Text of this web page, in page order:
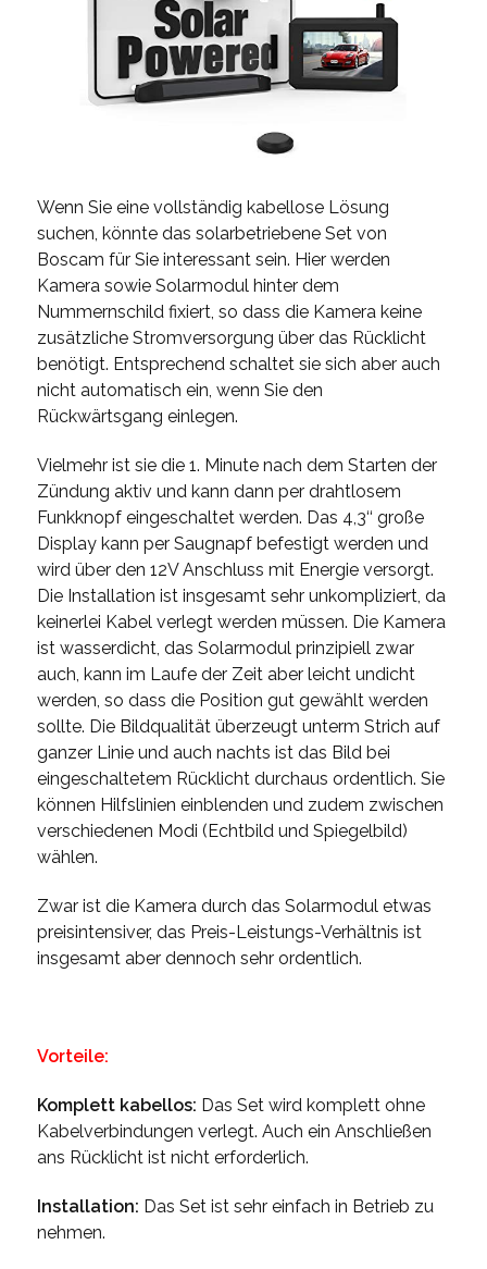
Wenn Sie eine vollständig kabellose Lösung
suchen, könnte das solarbetriebene Set von
Boscam für Sie interessant sein. Hier werden
Kamera sowie Solarmodul hinter dem
Nummernschild fixiert, so dass die Kamera keine
zusätzliche Stromversorgung über das Rücklicht
benötigt. Entsprechend schaltet sie sich aber auch
nicht automatisch ein, wenn Sie den
Rückwärtsgang einlegen.
Vielmehr ist sie die 1. Minute nach dem Starten der
Zündung aktiv und kann dann per drahtlosem
Funkknopf eingeschaltet werden. Das 4,3‘‘ große
Display kann per Saugnapf befestigt werden und
wird über den 12V Anschluss mit Energie versorgt.
Die Installation ist insgesamt sehr unkompliziert, da
keinerlei Kabel verlegt werden müssen. Die Kamera
ist wasserdicht, das Solarmodul prinzipiell zwar
auch, kann im Laufe der Zeit aber leicht undicht
werden, so dass die Position gut gewählt werden
sollte. Die Bildqualität überzeugt unterm Strich auf
ganzer Linie und auch nachts ist das Bild bei
eingeschaltetem Rücklicht durchaus ordentlich. Sie
können Hilfslinien einblenden und zudem zwischen
verschiedenen Modi (Echtbild und Spiegelbild)
wählen.
Zwar ist die Kamera durch das Solarmodul etwas
preisintensiver, das Preis-Leistungs-Verhältnis ist
insgesamt aber dennoch sehr ordentlich.
Vorteile:
Komplett kabellos: Das Set wird komplett ohne
Kabelverbindungen verlegt. Auch ein Anschließen
ans Rücklicht ist nicht erforderlich.
Installation: Das Set ist sehr einfach in Betrieb zu
nehmen.